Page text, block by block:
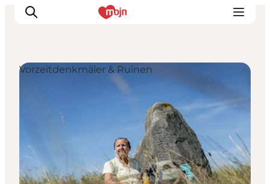
Städte und Regionen
Übernachtung
Plane deine Reise
Vorzeitdenkmäler & Ruinen